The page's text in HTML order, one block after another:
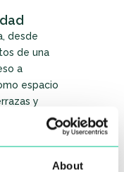
About
desde
de una
a
espacio
y